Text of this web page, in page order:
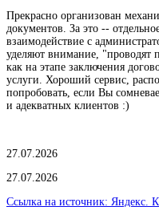
Прекрасно организован
документов. За это --
взаимодействие с
уделяют внимание,
как на этапе заключения
услуги. Хороший сервис,
попробовать, если Вы
и адекватных клиентов :)
27.07.2026
27.07.2026
Ссылка на источник: Яндекс.